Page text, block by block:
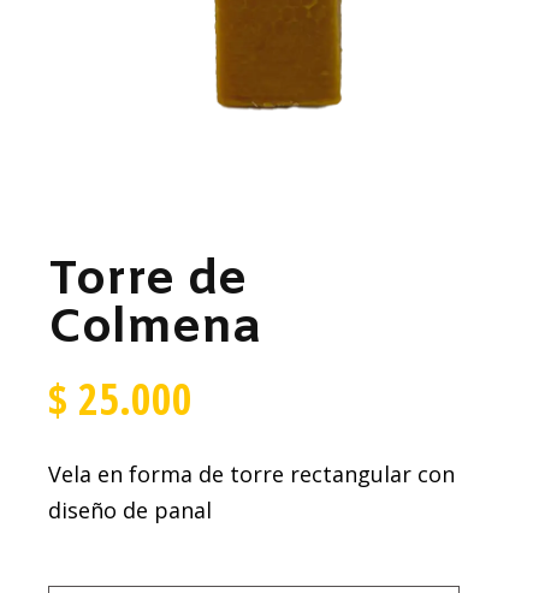
Torre de
Colmena
$ 25.000
Vela en forma de torre rectangular con
diseño de panal